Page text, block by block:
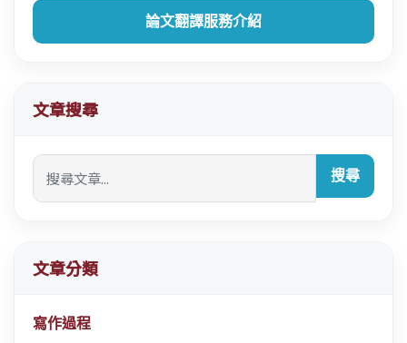
論文翻譯服務介紹
文章搜尋
搜尋
文章分類
寫作過程